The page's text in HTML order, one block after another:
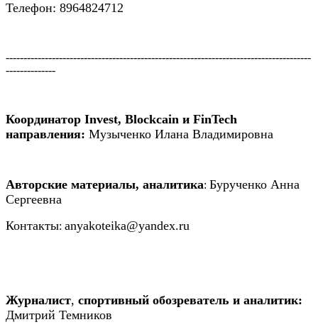
Телефон: 8964824712
--------------------------------------------------------------------------------------
--------------
Координатор Invest, Blockcain и FinTech
направления: Музыченко Илана Владимировна
Авторские материалы, аналитика: Бурученко Анна
Сергеевна
Контакты: anyakoteika@yandex.ru
Журналист, спортивный обозреватель и аналитик:
Дмитрий Темников